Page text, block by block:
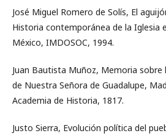
José Miguel Romero de Solís, El
Historia contemporánea de la Iglesia
México, IMDOSOC, 1994.
Juan Bautista Muñoz, Memoria sobre
de Nuestra Señora de Guadalupe,
Academia de Historia, 1817.
Justo Sierra, Evolución política del